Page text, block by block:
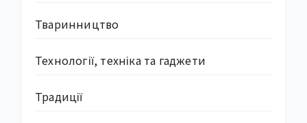
Тваринництво
Технології, техніка та гаджети
Традиції